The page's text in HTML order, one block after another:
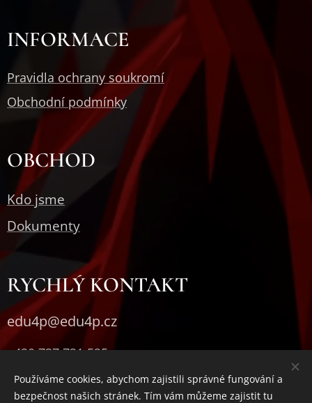
INFORMACE
Pravidla ochrany soukromí
Obchodní podmínky
OBCHOD
Kdo jsme
Dokumenty
RYCHLÝ KONTAKT
edu4p@edu4p.cz
+420 737 731 525
DATOVÁ SCHRÁNKA:
Používáme cookies, abychom zajistili správné fungování a
bezpečnost našich stránek. Tím vám můžeme zajistit tu